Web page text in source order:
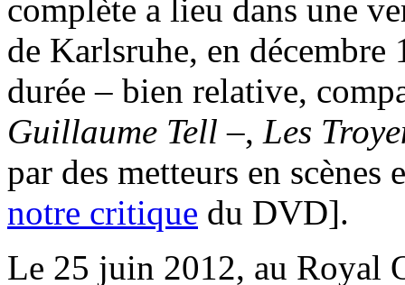
complète a lieu dans une
de Karlsruhe, en
durée – bien relative,
Guillaume Tell –, Les
par des metteurs en
notre critique du DVD].
Le 25 juin 2012, au Royal